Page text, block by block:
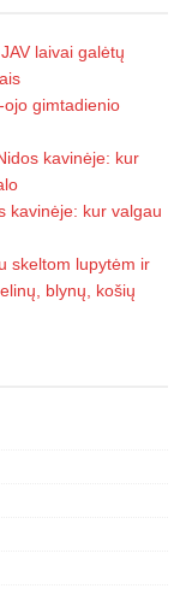
laivai galėtų
gimtadienio
kavinėje: kur
kavinėje: kur valgau
skeltom lupytėm ir
blynų, košių